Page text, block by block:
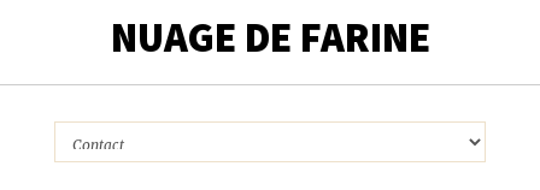
NUAGE DE FARINE